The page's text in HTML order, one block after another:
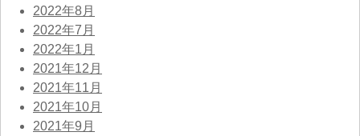
2022年8月
2022年7月
2022年1月
2021年12月
2021年11月
2021年10月
2021年9月